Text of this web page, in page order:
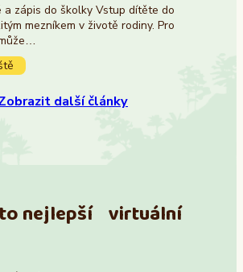
a zápis do školky Vstup dítěte do
mezníkem v životě rodiny. Pro
další články
nejlepší virtuální